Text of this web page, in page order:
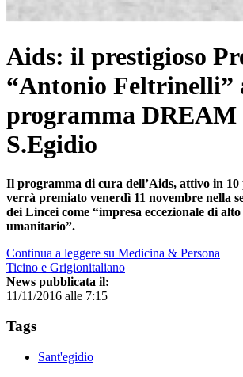
Aids: il prestigioso
“Antonio Feltrinelli”
programma DREAM
S.Egidio
Il programma di cura dell’Aids, attivo in 10
verrà premiato venerdì 11 novembre nella
dei Lincei come “impresa eccezionale di
umanitario”.
Continua a leggere su Medicina & Persona
Ticino e Grigionitaliano
News pubblicata il:
11/11/2016 alle 7:15
Tags
Sant'egidio